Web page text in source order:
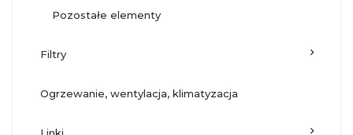
pozostałe elementy
filtry
ogrzewanie, wentylacja, klimatyzacja